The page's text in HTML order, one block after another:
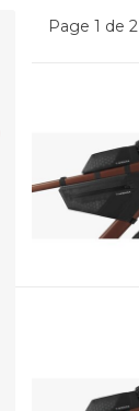
Page 1 de 2